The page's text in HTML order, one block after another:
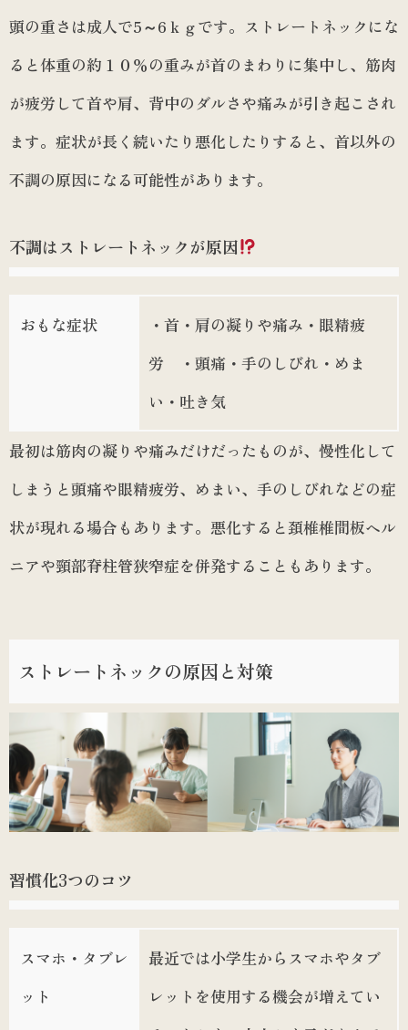
頭の重さは成人で5～6ｋｇです。ストレートネックにな
ると体重の約１０％の重みが首のまわりに集中し、筋肉
が疲労して首や肩、背中のダルさや痛みが引き起こされ
ます。症状が長く続いたり悪化したりすると、首以外の
不調の原因になる可能性があります。
不調はストレートネックが原因
おもな症状
・首・肩の凝りや痛み・眼精疲
労 ・頭痛・手のしびれ・めま
い・吐き気
最初は筋肉の凝りや痛みだけだったものが、慢性化して
しまうと頭痛や眼精疲労、めまい、手のしびれなどの症
状が現れる場合もあります。悪化すると頚椎椎間板ヘル
ニアや頸部脊柱管狭窄症を併発することもあります。
ストレートネックの原因と対策
習慣化3つのコツ
スマホ・タブレ
ット
最近では小学生からスマホやタブ
レットを使用する機会が増えてい